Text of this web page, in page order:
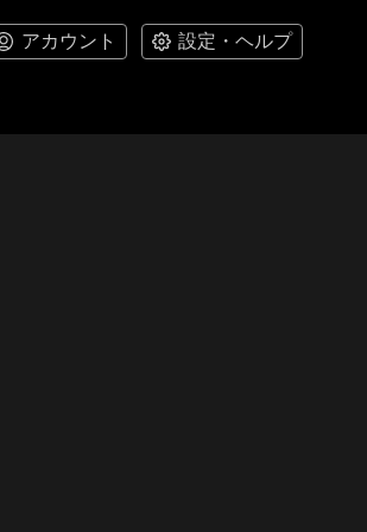
アカウント 設定・ヘルプ